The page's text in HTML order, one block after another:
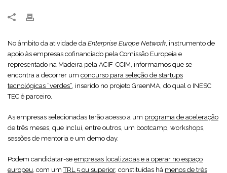
No âmbito da atividade da Enterprise Europe Network , instrumento de
apoio às empresas cofinanciado pela Comissão Europeia e
representado na Madeira pela ACIF-CCIM, informamos que se
encontra a decorrer um concurso para seleção de startups
tecnológicas “verdes” , inserido no projeto GreenMA, do qual o INESC
TEC é parceiro.
As empresas selecionadas terão acesso a um programa de aceleração
de três meses, que inclui, entre outros, um bootcamp, workshops,
sessões de mentoria e um demo day.
Podem candidatar-se empresas localizadas e a operar no espaço
europeu , com umTRL 5 ou superior, constituídas há menos de três